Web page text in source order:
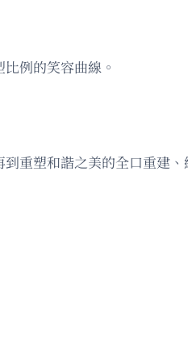
例的笑容曲線。
重塑和諧之美的全口重建、